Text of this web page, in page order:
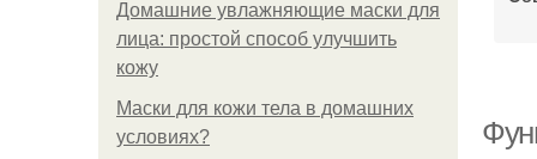
Домашние увлажняющие маски для
лица: простой способ улучшить
кожу
Маски для кожи тела в домашних
условиях?